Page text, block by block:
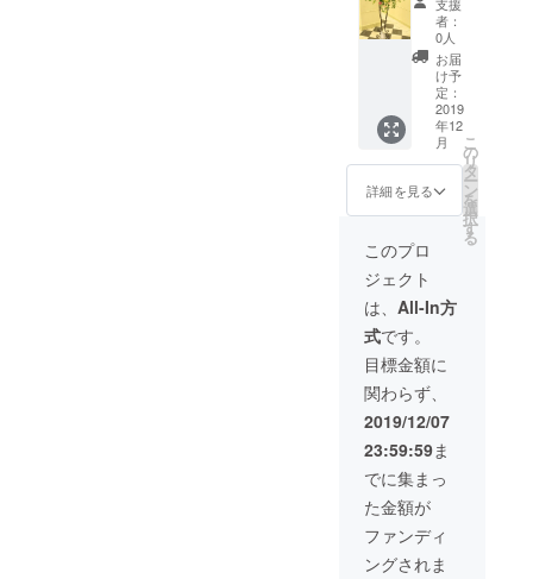
ル管理
させて
頂き ご
指定の
日時に
お届け
しま
す。
サイト
からア
レンジ
メント
もしく
は花束
をお送
り いた
しま
す。 支
援して
頂いた
方の誕
生日、
記念
日、大
切な方
の誕生
日など
もスケ
ジュー
ル管理
させて
頂き ご
指定の
日時に
お届け
しま
す。
送りい
たしま
す。
5000円
分、
10000
円分、
２万円
分のお
花を数
回に分
ける事
も可能
です。
支援し
て頂い
た方に
もしく
は、大
切な方
にＥＣ
サイト
からア
レンジ
メント
もしく
は花束
をお送
り いた
しま
支援
者：
0人
お届
け予
定：
2019
年12
月
詳細を見る
こ
の
リ
タ
ー
ン
を
選
択
す
る
このプロ
ジェクト
は、 All-In方
式です。
目標金額に
関わらず、
2019/12/07
23:59:59ま
でに集まっ
た金額が
ファンディ
ングされま